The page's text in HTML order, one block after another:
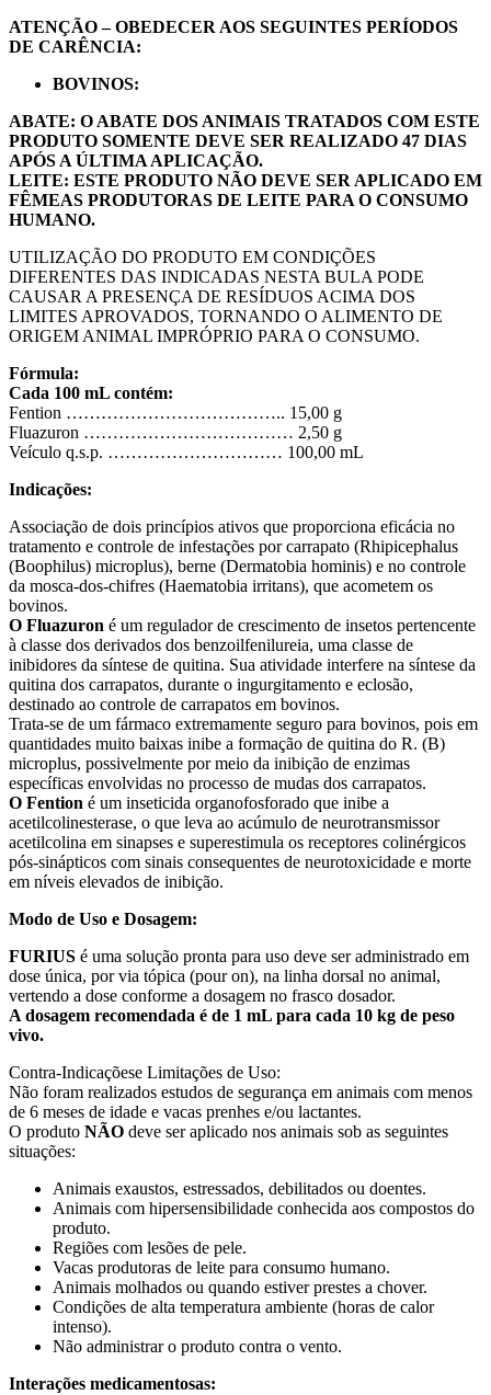
ATENÇÃO – OBEDECER AOS SEGUINTES PERÍODOS
DE CARÊNCIA:
BOVINOS:
ABATE: O ABATE DOS ANIMAIS TRATADOS COM ESTE
PRODUTO SOMENTE DEVE SER REALIZADO 47 DIAS
APÓS A ÚLTIMA APLICAÇÃO.
LEITE: ESTE PRODUTO NÃO DEVE SER APLICADO EM
FÊMEAS PRODUTORAS DE LEITE PARA O CONSUMO
HUMANO.
UTILIZAÇÃO DO PRODUTO EM CONDIÇÕES
DIFERENTES DAS INDICADAS NESTA BULA PODE
CAUSAR A PRESENÇA DE RESÍDUOS ACIMA DOS
LIMITES APROVADOS, TORNANDO O ALIMENTO DE
ORIGEM ANIMAL IMPRÓPRIO PARA O CONSUMO.
Fórmula:
Cada 100 mL contém:
Fention ……………………………….. 15,00 g
Fluazuron ……………………………… 2,50 g
Veículo q.s.p. ………………………… 100,00 mL
Indicações:
Associação de dois princípios ativos que proporciona eficácia no
tratamento e controle de infestações por carrapato (Rhipicephalus
(Boophilus) microplus), berne (Dermatobia hominis) e no controle
da mosca-dos-chifres (Haematobia irritans), que acometem os
bovinos.
O Fluazuron é um regulador de crescimento de insetos pertencente
à classe dos derivados dos benzoilfenilureia, uma classe de
inibidores da síntese de quitina. Sua atividade interfere na síntese da
quitina dos carrapatos, durante o ingurgitamento e eclosão,
destinado ao controle de carrapatos em bovinos.
Trata-se de um fármaco extremamente seguro para bovinos, pois em
quantidades muito baixas inibe a formação de quitina do R. (B)
microplus, possivelmente por meio da inibição de enzimas
específicas envolvidas no processo de mudas dos carrapatos.
O Fention é um inseticida organofosforado que inibe a
acetilcolinesterase, o que leva ao acúmulo de neurotransmissor
acetilcolina em sinapses e superestimula os receptores colinérgicos
pós-sinápticos com sinais consequentes de neurotoxicidade e morte
em níveis elevados de inibição.
Modo de Uso e Dosagem:
FURIUS é uma solução pronta para uso deve ser administrado em
dose única, por via tópica (pour on), na linha dorsal no animal,
vertendo a dose conforme a dosagem no frasco dosador.
A dosagem recomendada é de 1 mL para cada 10 kg de peso
vivo.
Contra-Indicaçõese Limitações de Uso:
Não foram realizados estudos de segurança em animais com menos
de 6 meses de idade e vacas prenhes e/ou lactantes.
O produto NÃO deve ser aplicado nos animais sob as seguintes
situações:
Animais exaustos, estressados, debilitados ou doentes.
Animais com hipersensibilidade conhecida aos compostos do
produto.
Regiões com lesões de pele.
Vacas produtoras de leite para consumo humano.
Animais molhados ou quando estiver prestes a chover.
Condições de alta temperatura ambiente (horas de calor
intenso).
Não administrar o produto contra o vento.
Interações medicamentosas: